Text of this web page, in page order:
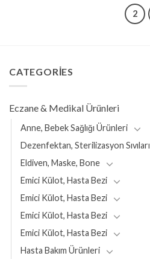
2
CATEGORIES
Eczane & Medikal Ürünleri
Anne, Bebek Sağlığı Ürünleri
Dezenfektan, Sterilizasyon Sıvıları
Eldiven, Maske, Bone
Emici Külot, Hasta Bezi
Emici Külot, Hasta Bezi
Emici Külot, Hasta Bezi
Emici Külot, Hasta Bezi
Hasta Bakım Ürünleri